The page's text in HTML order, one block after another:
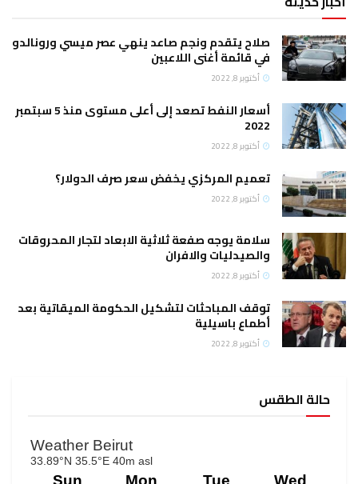
صلاح يتقدم ونجم صاعد ينهي عصر ميسي ورونالدو
في قائمة أغنى اللاعبين
أكتوبر 8, 2022
أسعار النفط تصعد إلى أعلى مستوى منذ 5 سبتمبر
2022
أكتوبر 8, 2022
تعميم المركزي يخفض سعر صرف الدولار؟
أكتوبر 8, 2022
سلامة يوجه صفعة ثلاثية الابعاد لتجار المحروقات
والصيدليات والافران
أكتوبر 8, 2022
توقف المباحثات لتشكيل الحكومة الميقاتية بعد
أطماع باسيلية
أكتوبر 8, 2022
حالة الطقس